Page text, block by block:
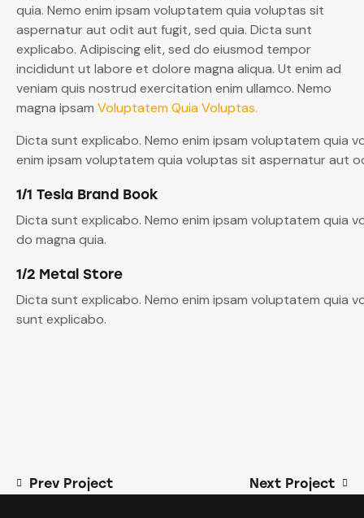
quia. Nemo enim ipsam voluptatem quia voluptas sit
aspernatur aut odit aut fugit, sed quia. Dicta sunt
explicabo. Adipiscing elit, sed do eiusmod tempor
incididunt ut labore et dolore magna aliqua. Ut enim ad
veniam quis nostrud exercitation enim ullamco. Nemo
magna ipsam Voluptatem Quia Voluptas.
Dicta sunt explicabo. Nemo enim ipsam voluptatem quia
enim ipsam voluptatem quia voluptas sit aspernatur aut
1/1 Tesla Brand Book
Dicta sunt explicabo. Nemo enim ipsam voluptatem
do magna quia.
1/2 Metal Store
Dicta sunt explicabo. Nemo enim ipsam voluptatem
sunt explicabo.
Prev Project Next Project